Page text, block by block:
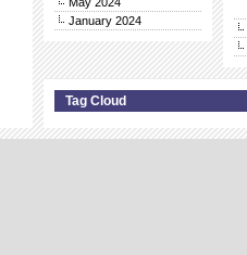
January 2024
Tag Cloud